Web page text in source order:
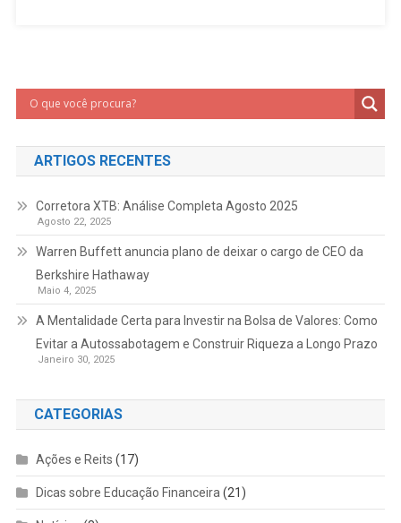
ARTIGOS RECENTES
Corretora XTB: Análise Completa Agosto 2025
Agosto 22, 2025
Warren Buffett anuncia plano de deixar o cargo de CEO da
Berkshire Hathaway
Maio 4, 2025
A Mentalidade Certa para Investir na Bolsa de Valores: Como
Evitar a Autossabotagem e Construir Riqueza a Longo Prazo
Janeiro 30, 2025
CATEGORIAS
Ações e Reits (17)
Dicas sobre Educação Financeira (21)